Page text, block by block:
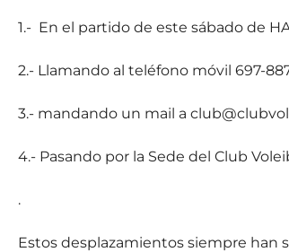
1.- En el partido de este sábado de
2.- Llamando al teléfono móvil 697-
3.- mandando un mail a
4.- Pasando por la Sede del Club
.
Estos desplazamientos siempre han